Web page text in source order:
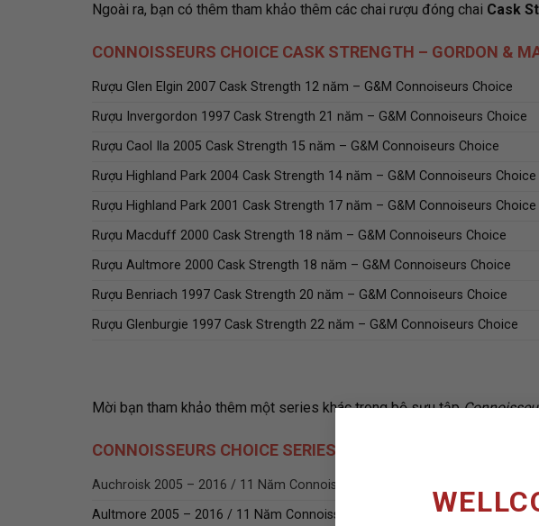
Ngoài ra, bạn có thêm tham khảo thêm các chai rượu đóng chai Cask
CONNOISSEURS CHOICE CASK STRENGTH – GORDON &
Rượu Glen Elgin 2007 Cask Strength 12 năm – G&M Connoiseurs Choice
Rượu Invergordon 1997 Cask Strength 21 năm – G&M Connoiseurs Choice
Rượu Caol Ila 2005 Cask Strength 15 năm – G&M Connoiseurs Choice
Rượu Highland Park 2004 Cask Strength 14 năm – G&M Connoiseurs Choice
Rượu Highland Park 2001 Cask Strength 17 năm – G&M Connoiseurs Choice
Rượu Macduff 2000 Cask Strength 18 năm – G&M Connoiseurs Choice
Rượu Aultmore 2000 Cask Strength 18 năm – G&M Connoiseurs Choice
Rượu Benriach 1997 Cask Strength 20 năm – G&M Connoiseurs Choice
Rượu Glenburgie 1997 Cask Strength 22 năm – G&M Connoiseurs Choice
Mời bạn tham khảo thêm một series khác trong bộ sưu tập
CONNOISSEURS CHOICE SERIES – GORDON & MACPHAIL
Auchroisk 2005 – 2016 / 11 Năm Connoisseurs Choice
Aultmore 2005 – 2016 / 11 Năm Connoisseurs Choice